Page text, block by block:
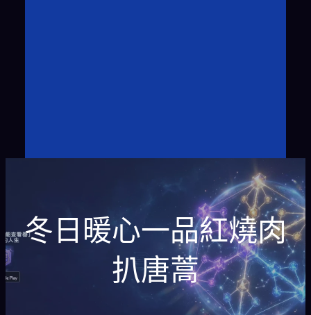
冬日暖心一品紅燒肉
扒唐蒿